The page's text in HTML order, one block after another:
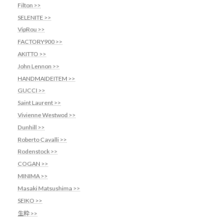
Filton >>
SELENITE >>
VipRou >>
FACTORY900 >>
AKITTO >>
John Lennon >>
HANDMAIDEITEM >>
GUCCI >>
Saint Laurent >>
Vivienne Westwod >>
Dunhill >>
Roberto Cavalli >>
Rodenstock >>
COGAN >>
MINIMA >>
Masaki Matsushima >>
SEIKO >>
生粋 >>